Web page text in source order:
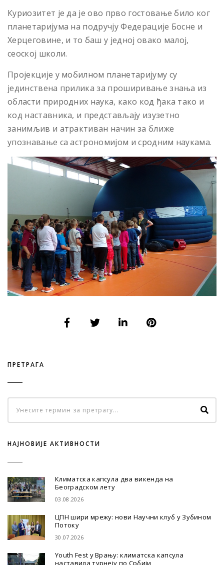
Куриозитет је да је ово прво гостовање било ког
планетаријума на подручју Федерације Босне и
Херцеговине, и то баш у једној овако малој,
сеоској школи.
Пројекције у мобилном планетаријуму су
јединствена прилика за проширивање знања из
области природних наука, како код ђака тако и
код наставника, и представљају изузетно
занимљив и атрактиван начин за ближе
упознавање са астрономијом и сродним наукама.
ПРЕТРАГА
НАЈНОВИЈЕ АКТИВНОСТИ
Климатска капсула два викенда на
Београдском лету
03.08.2026
ЦПН шири мрежу: нови Научни клуб у Зубином
Потоку
30.07.2026
Youth Fest у Врању: климатска капсула
наставила турнеју по Србији